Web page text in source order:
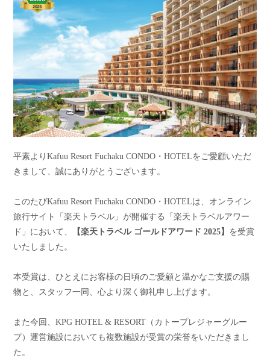
平素よりKafuu Resort Fuchaku CONDO・HOTELをご愛顧いただ
きまして、誠にありがとうございます。
このたびKafuu Resort Fuchaku CONDO・HOTELは、オンライン
旅行サイト「楽天トラベル」が開催する「楽天トラベルアワー
ド」において、
【楽天トラベル ゴールドアワード 2025】 を受賞
いたしました。
本受賞は、ひとえにお客様の日頃のご愛顧と温かなご支援の賜
物と、スタッフ一同、心より深く御礼申し上げます。
また今回、KPG HOTEL & RESORT（カトープレジャーグルー
プ）運営施設においても複数施設が受賞の栄誉をいただきまし
た。